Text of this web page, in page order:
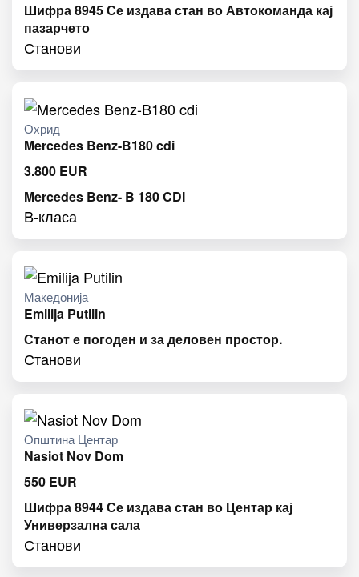
Шифра 8945 Се издава стан во Автокоманда кај
пазарчето
Станови
Охрид
Mercedes Benz-B180 cdi
3.800 EUR
Mercedes Benz- B 180 CDI
B-класа
Македонија
Emilija Putilin
Станот е погоден и за деловен простор.
Станови
Општина Центар
Nasiot Nov Dom
550 EUR
Шифра 8944 Се издава стан во Центар кај
Универзална сала
Станови